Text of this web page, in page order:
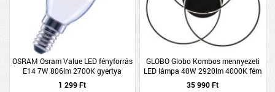
OSRAM Osram Value LED fényforrás
E14 7W 806lm 2700K gyertya
melegfehér filament matt
1 299 Ft
GLOBO Globo Kombos mennyezeti
LED lámpa 40W 2920lm 4000K fém
fekete
35 990 Ft